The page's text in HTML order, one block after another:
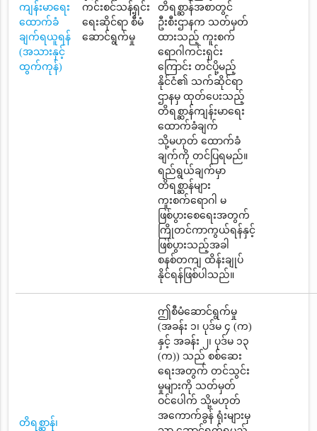
ကျန်းမာရေး
ထောက်ခံ
ချက်ရယူရန်
(အသားနှင့်
ထွက်ကုန်)
ကင်းစင်သန့်ရှင်း
ရေးဆိုင်ရာ စီမံ
ဆောင်ရွက်မှု
တိရစ္ဆာန်အစာတွင်
ဦးစီးဌာနက သတ်မှတ်
ထားသည့် ကူးစက်
ရောဂါကင်းရှင်း
ကြောင်း တင်ပို့မည့်
နိုင်ငံ၏ သက်ဆိုင်ရာ
ဌာနမှ ထုတ်ပေးသည့်
တိရစ္ဆာန်ကျန်းမာရေး
ထောက်ခံချက်
သို့မဟုတ် ထောက်ခံ
ချက်ကို တင်ပြရမည်။
ရည်ရွယ်ချက်မှာ
တိရစ္ဆာန်များ
ကူးစက်ရောဂါ မ
ဖြစ်ပွားစေရေးအတွက်
ကြိုတင်ကာကွယ်ရန်နှင့်
ဖြစ်ပွားသည့်အခါ
စနစ်တကျ ထိန်းချုပ်
နိုင်ရန်ဖြစ်ပါသည်။
တိရစ္ဆာန်၊
ဤစီမံဆောင်ရွက်မှု
(အခန်း ၁၊ ပုဒ်မ ၄ (က)
နှင့် အခန်း ၂၊ ပုဒ်မ ၁၃
(က)) သည် စစ်ဆေး
ရေးအတွက် တင်သွင်း
မှုများကို သတ်မှတ်
ဝင်ပေါက် သို့မဟုတ်
အကောက်ခွန် ရုံးများမှ